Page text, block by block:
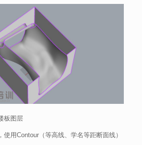
板图层
用Contour（等高线、学名等距断面线）